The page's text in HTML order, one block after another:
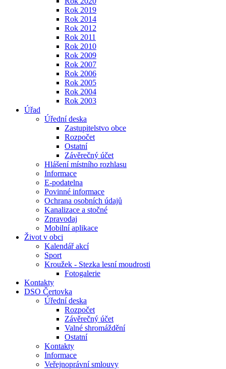
Rok 2019
Rok 2014
Rok 2012
Rok 2011
Rok 2010
Rok 2009
Rok 2007
Rok 2006
Rok 2005
Rok 2004
Rok 2003
Úřad
Úřední deska
Zastupitelstvo obce
Rozpočet
Ostatní
Závěrečný účet
Hlášení místního rozhlasu
Informace
E-podatelna
Povinné informace
Ochrana osobních údajů
Kanalizace a stočné
Zpravodaj
Mobilní aplikace
Život v obci
Kalendář akcí
Sport
Kroužek - Stezka lesní moudrosti
Fotogalerie
Kontakty
DSO Čertovka
Úřední deska
Rozpočet
Závěrečný účet
Valné shromáždění
Ostatní
Kontakty
Informace
Veřejnoprávní smlouvy